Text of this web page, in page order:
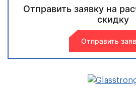
Отправить заявку на
скидку
Отправить